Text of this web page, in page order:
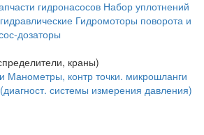
гидронасосов Набор уплотнений
Гидромоторы поворота и
дозаторы
краны)
Манометры, контр точки. микрошланги
системы измерения давления)